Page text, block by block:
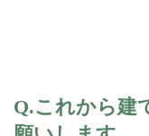
Q.これから建